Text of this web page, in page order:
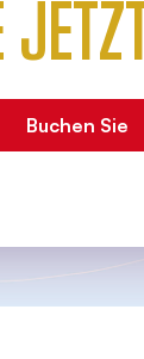
Buchen Sie